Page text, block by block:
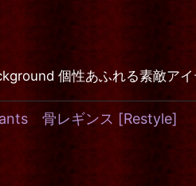
絞り込む
個性あふれる素敵ア
骨レギンス [Restyle]